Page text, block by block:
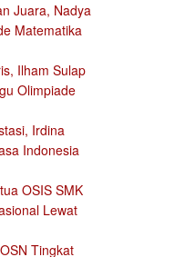
Juara, Nadya
Matematika
Ilham Sulap
Olimpiade
Irdina
Indonesia
OSIS SMK
Lewat
Tingkat